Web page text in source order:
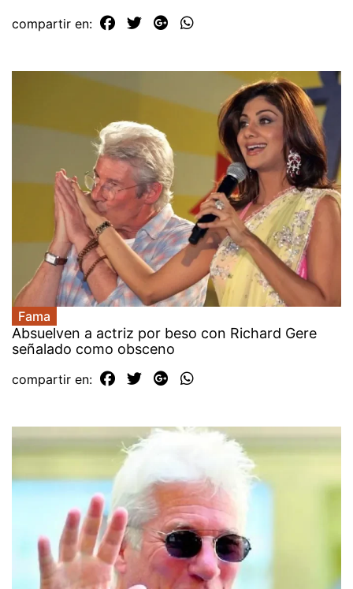
compartir en:
Fama
Absuelven a actriz por beso con Richard Gere
señalado como obsceno
compartir en: